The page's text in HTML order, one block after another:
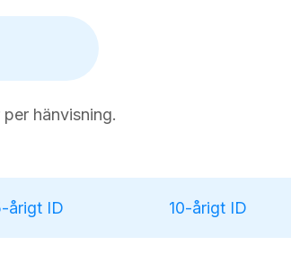
hänvisning.
årigt ID 10-årigt ID